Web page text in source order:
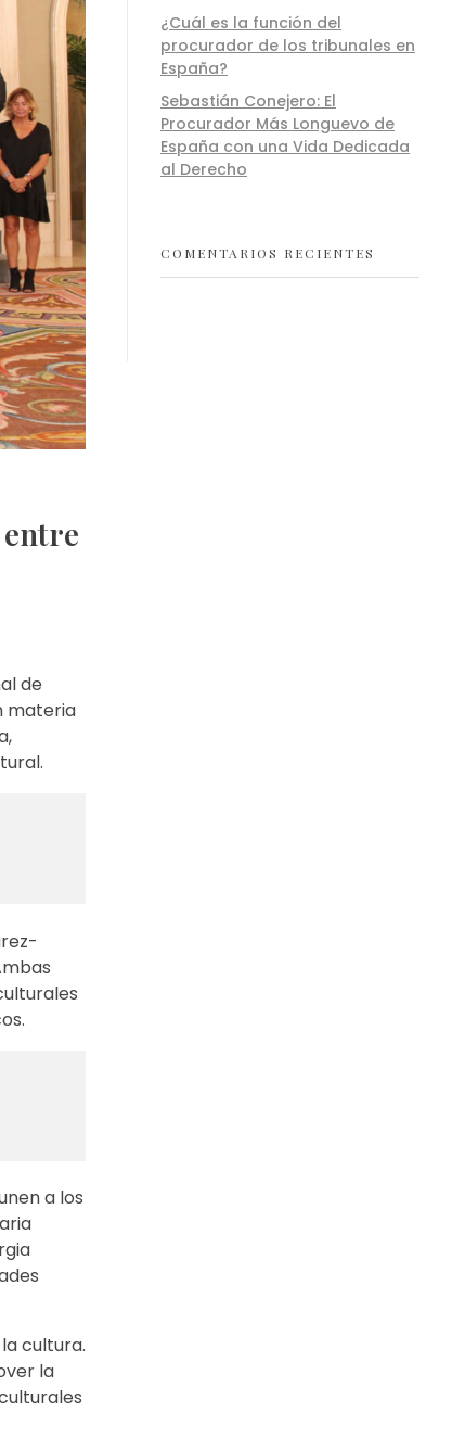
de
materia
a los
cultura.
la
¿Cuál es la función del
procurador de los tribunales en
España?
Sebastián Conejero: El
Procurador Más Longuevo de
España con una Vida Dedicada
al Derecho
COMENTARIOS RECIENTES